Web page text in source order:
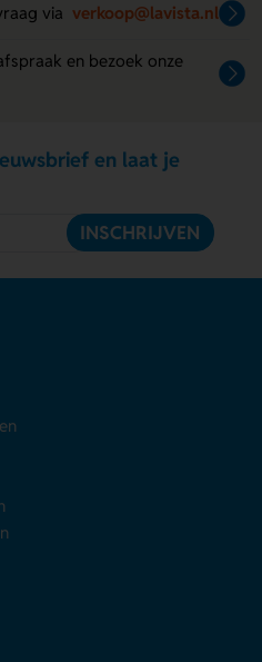
via verkoop@lavista.nl
en bezoek onze
en laat je
INSCHRIJVEN